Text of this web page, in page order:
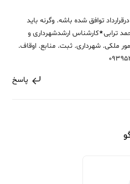
توافق شده باشه. وگرنه باید
ترابی٭کارشناس ارشدشهرداری و
ملکی. شهرداری. ثبت. منابع. اوقاف.
پاسخ